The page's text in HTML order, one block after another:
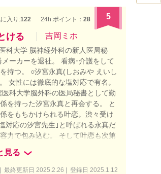
入り:122 24h.ポイント： 28 5
ける 吉岡ミホ
科大学 脳神経外科の新人医局秘
ーカーを退社。 看病･介護をして
持つ。 ○汐宮永真(しおみや えいし
女性には徹底的な塩対応で有名。
医科大学脳外科の医局秘書として勤
を持った汐宮永真と再会する。 と
をもちかけられる叶恋。渋々受け
対応の汐宮先生｣と呼ばれる永真だ
力で包み込む。 そして叶恋も次第
してくれるのだろう。 優しさを見
になってしまう） 少し切なくて、ほ
見る
最終更新日 2025.2.26 | 登録日 2025.1.12